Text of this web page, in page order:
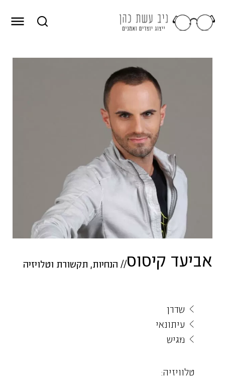
אביעד קיסוס// הנחיות, תקשורת וטלויזיה
שדרן
עיתונאי
מגיש
טלוויזיה: